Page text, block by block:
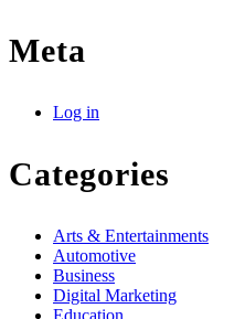
Meta
Log in
Categories
Arts & Entertainments
Automotive
Business
Digital Marketing